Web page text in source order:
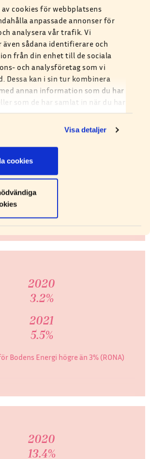
av cookies för webbplatsens
anpassade annonser för
analysera vår trafik. Vi
sådana identifierare och
från din enhet till de sociala
och analysföretag som vi
Dessa kan i sin tur kombinera
annan information som du har
som de har samlat in när du har
Du kan själv ställa in vilka
att vi sparar under och efter ditt
Visa detaljer
cookies
praktik.
MÅL
2021
1.9%
och företagselkunder med minst
2020
3.2%
2021
5.5%
Bodens Energi högre än 3% (RONA)
2020
13.4%